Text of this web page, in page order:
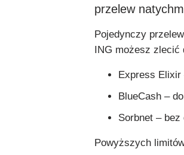
przelew
Pojedynczy
ING możesz zlecić
Express Elixir
BlueCash –
Sorbnet – bez
Powyższych